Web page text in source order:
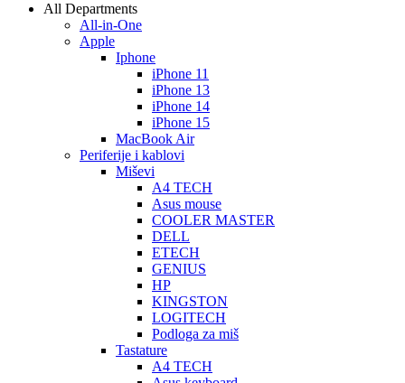
All Departments
All-in-One
Apple
Iphone
iPhone 11
iPhone 13
iPhone 14
iPhone 15
MacBook Air
Periferije i kablovi
Miševi
A4 TECH
Asus mouse
COOLER MASTER
DELL
ETECH
GENIUS
HP
KINGSTON
LOGITECH
Podloga za miš
Tastature
A4 TECH